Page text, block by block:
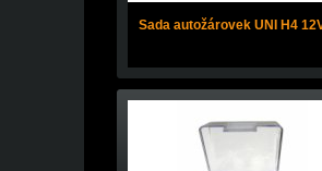
Sada autožárovek UNI H4